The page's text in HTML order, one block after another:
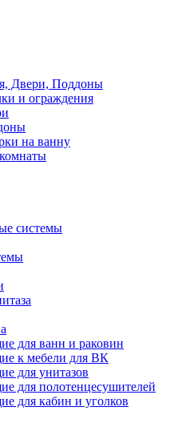
Двери, Поддоны
и ограждения
на ванну
системы
для ванн и раковин
к мебели для ВК
для унитазов
для полотенцесушителей
для кабин и уголков